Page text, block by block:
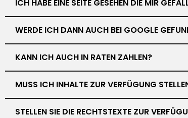
ICH HABE EINE SEITE GESEHEN DIE MIR
WERDE ICH DANN AUCH BEI GOOGLE
KANN ICH AUCH IN RATEN ZAHLEN?
MUSS ICH INHALTE ZUR VERFÜGUNG
STELLEN SIE DIE RECHTSTEXTE ZUR